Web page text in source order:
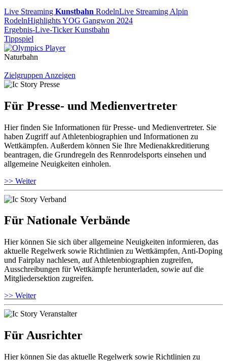
Live Streaming Kunstbahn RodelnLive Streaming Alpin
RodelnHighlights YOG Gangwon 2024
Ergebnis-Live-Ticker Kunstbahn
Tippspiel
Naturbahn
Zielgruppen Anzeigen
Für Presse- und Medienvertreter
Hier finden Sie Informationen für Presse- und Medienvertreter. Sie
haben Zugriff auf Athletenbiographien und Informationen zu
Wettkämpfen. Außerdem können Sie Ihre Medienakkreditierung
beantragen, die Grundregeln des Rennrodelsports einsehen und
allgemeine Neuigkeiten einholen.
>> Weiter
Für Nationale Verbände
Hier können Sie sich über allgemeine Neuigkeiten informieren, das
aktuelle Regelwerk sowie Richtlinien zu Wettkämpfen, Anti-Doping
und Fairplay nachlesen, auf Athletenbiographien zugreifen,
Ausschreibungen für Wettkämpfe herunterladen, sowie auf die
Mitgliedersektion zugreifen.
>> Weiter
Für Ausrichter
Hier können Sie das aktuelle Regelwerk sowie Richtlinien zu